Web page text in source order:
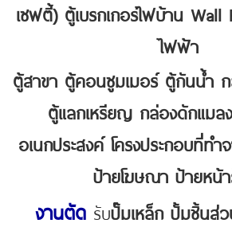
เซฟตี้) ตู้เบรกเกอร์ไฟบ้าน Wall
ไฟฟ้า
ตู้สาขา ตู้คอนซูมเมอร์ ตู้กันน้ำ
ตู้แลกเหรียญ กล่องดักแมล
อเนกประสงค์โครงประกอบที่ทำ
ป้ายโฆษณา ป้ายหน้
งานตัดรับปั๊มเหล็ก ปั้มชิ้นส่